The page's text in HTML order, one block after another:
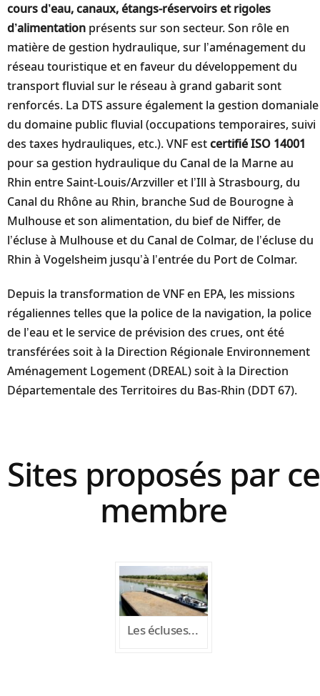
cours d’eau, canaux, étangs-réservoirs et rigoles
d’alimentation présents sur son secteur. Son rôle en
matière de gestion hydraulique, sur l’aménagement du
réseau touristique et en faveur du développement du
transport fluvial sur le réseau à grand gabarit sont
renforcés. La DTS assure également la gestion domaniale
du domaine public fluvial (occupations temporaires, suivi
des taxes hydrauliques, etc.). VNF estcertifié ISO 14001
pour sa gestion hydraulique du Canal de la Marne au
Rhin entre Saint-Louis/Arzviller et l’Ill à Strasbourg, du
Canal du Rhône au Rhin, branche Sud de Bourogne à
Mulhouse et son alimentation, du bief de Niffer, de
l’écluse à Mulhouse et du Canal de Colmar, de l’écluse du
Rhin à Vogelsheim jusqu’à l’entrée du Port de Colmar.
Depuis la transformation de VNF en EPA, les missions
régaliennes telles que la police de la navigation, la police
de l’eau et le service de prévision des crues, ont été
transférées soit à la Direction Régionale Environnement
Aménagement Logement (DREAL) soit à la Direction
Départementale des Territoires du Bas-Rhin (DDT 67).
Sites proposés par ce
membre
Les écluses de Gambsheim